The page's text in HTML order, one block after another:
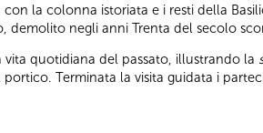
, con la colonna istoriata e i resti della
demolito negli anni Trenta del secolo
quotidiana del passato, illustrando la
Terminata la visita guidata i